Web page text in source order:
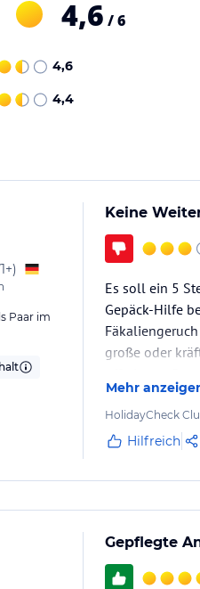
Alle Angaben ohne
Veranstalters.
durch HolidayCheck. Bitte lies vor
4,6 / 6
4,6
4,4
)
Paar im
Keine
Es soll ein 5
Gepäck-Hilfe
große oder
Mehr
HolidayCheck
Hilfreich
Gepflegte